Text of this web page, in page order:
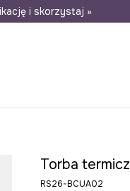
30 dni na
i skorzystaj »
Torba
RS26-BCUA02